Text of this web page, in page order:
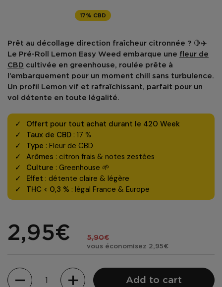
17% CBD
Prêt au décollage direction fraîcheur citronnée ? 🍋✈️
Le
Pré-Roll Lemon Easy Weed embarque une fleur de
CBD cultivée en greenhouse, roulée prête à
l’embarquement pour un moment chill sans turbulence.
Un profil Lemon vif et rafraîchissant, parfait pour un
vol détente en toute légalité.
Offert pour tout achat durant le 420 Week
Taux de CBD : 17 %
Type : Fleur de CBD
Arômes : citron frais & notes zestées
Culture : Greenhouse 🌱
Effet : détente claire & légère
THC < 0,3 % : légal France & Europe
2,95€ 5,90€
vous économisez 2,95€
Quantity
Add to cart